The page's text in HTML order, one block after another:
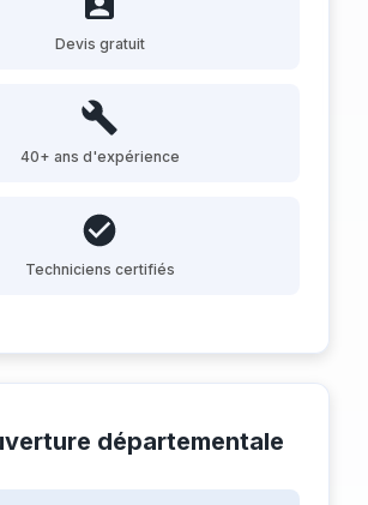
Devis gratuit
40+ ans d'expérience
Techniciens certifiés
départementale